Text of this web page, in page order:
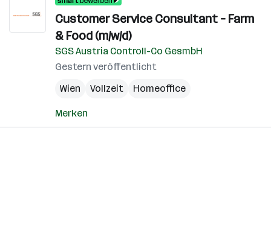
Customer Service Consultant – Farm
& Food (m/w/d)
SGS Austria Controll-Co GesmbH
Gestern veröffentlicht
Wien
Vollzeit Homeoffice
Merken